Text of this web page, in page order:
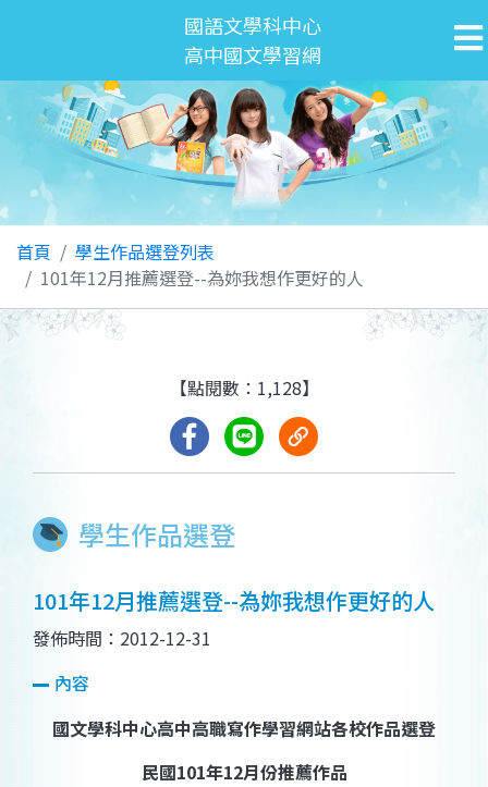
國語文學科中心
高中國文學習網
首頁
學生作品選登列表
101年12月推薦選登--為妳我想作更好的人
學生作品選登
【點閱數：1,128】
101年12月推薦選登--為妳我想作更好的人
發佈時間：2012-12-31
內容
國文學科中心高中高職寫作學習網站各校作品選登
民國101年12月份推薦作品